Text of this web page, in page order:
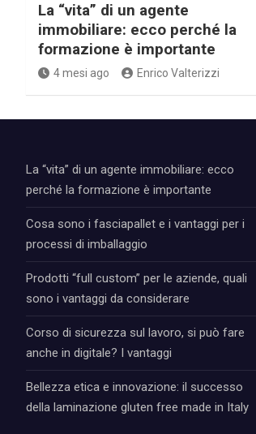
La “vita” di un agente
immobiliare: ecco perché la
formazione è importante
4 mesi ago Enrico Valterizzi
La “vita” di un agente immobiliare: ecco
perché la formazione è importante
Cosa sono i fasciapallet e i vantaggi per i
processi di imballaggio
Prodotti “full custom” per le aziende, quali
sono i vantaggi da considerare
Corso di sicurezza sul lavoro, si può fare
anche in digitale? I vantaggi
Bellezza etica e innovazione: il successo
della laminazione gluten free made in Italy